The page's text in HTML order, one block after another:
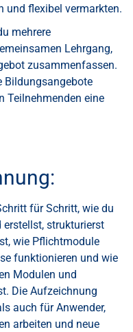
und flexibel vermarkten.
mehrere
Lehrgang,
zusammenfassen.
Bildungsangebote
Teilnehmenden eine
für Schritt, wie du
strukturierst
wie Pflichtmodule
funktionieren und wie
Modulen und
Die Aufzeichnung
auch für Anwender,
arbeiten und neue